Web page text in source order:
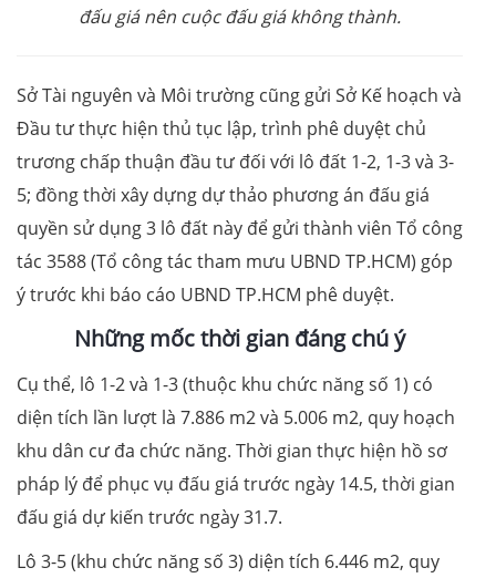
đấu giá nên cuộc đấu giá không thành.
Sở Tài nguyên và Môi trường cũng gửi Sở Kế hoạch và
Đầu tư thực hiện thủ tục lập, trình phê duyệt chủ
trương chấp thuận đầu tư đối với lô đất 1-2, 1-3 và 3-
5; đồng thời xây dựng dự thảo phương án đấu giá
quyền sử dụng 3 lô đất này để gửi thành viên Tổ công
tác 3588 (Tổ công tác tham mưu UBND TP.HCM) góp
ý trước khi báo cáo UBND TP.HCM phê duyệt.
Những mốc thời gian đáng chú ý
Cụ thể, lô 1-2 và 1-3 (thuộc khu chức năng số 1) có
diện tích lần lượt là 7.886 m2 và 5.006 m2, quy hoạch
khu dân cư đa chức năng. Thời gian thực hiện hồ sơ
pháp lý để phục vụ đấu giá trước ngày 14.5, thời gian
đấu giá dự kiến trước ngày 31.7.
Lô 3-5 (khu chức năng số 3) diện tích 6.446 m2, quy